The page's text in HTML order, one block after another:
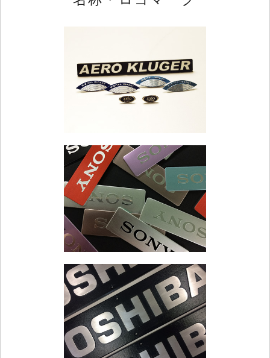
お知らせ